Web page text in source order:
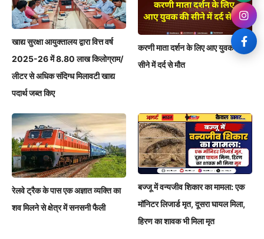
खाद्य सुरक्षा आयुक्तालय द्वारा वित्त वर्ष
2025-26 में 8.80 लाख किलोग्राम/
लीटर से अधिक संदिग्ध मिलावटी खाद्य
पदार्थ जब्त किए
करणी माता दर्शन के लिए आए युवक की
सीने में दर्द से मौत
रेलवे ट्रैक के पास एक अज्ञात व्यक्ति का
शव मिलने से क्षेत्र में सनसनी फैली
बज्जू में वन्यजीव शिकार का मामला: एक
मॉनिटर लिजार्ड मृत, दूसरा घायल मिला,
हिरण का शावक भी मिला मृत